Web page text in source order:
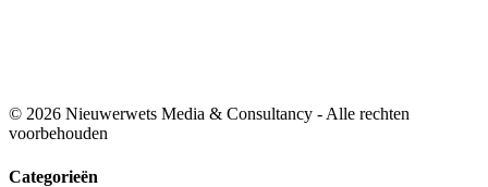
© 2026 Nieuwerwets Media & Consultancy - Alle rechten
voorbehouden
Categorieën